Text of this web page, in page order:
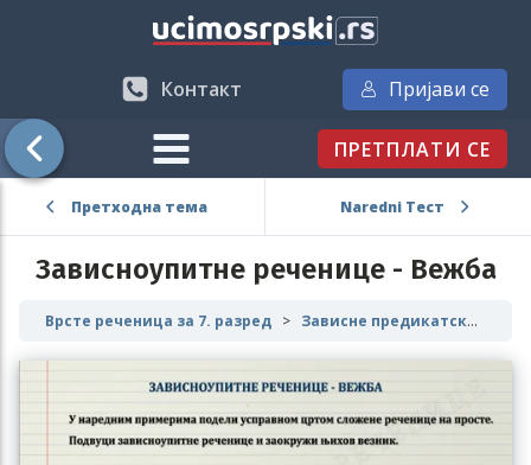
Контакт Пријави се
ПРЕТПЛАТИ СЕ
Претходна тема Naredni Тест
Зависноупитне реченице - Вежба
Врсте реченица за 7. разред Зависне предикатске реченице